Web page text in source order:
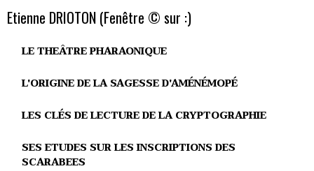
Etienne DRIOTON (Fenêtre © sur :)
LE THEÂTRE PHARAONIQUE
L'ORIGINE DE LA SAGESSE D'AMÉNÉMOPÉ
LES CLÉS DE LECTURE DE LA CRYPTOGRAPHIE
SES ETUDES SUR LES INSCRIPTIONS DES
SCARABEES